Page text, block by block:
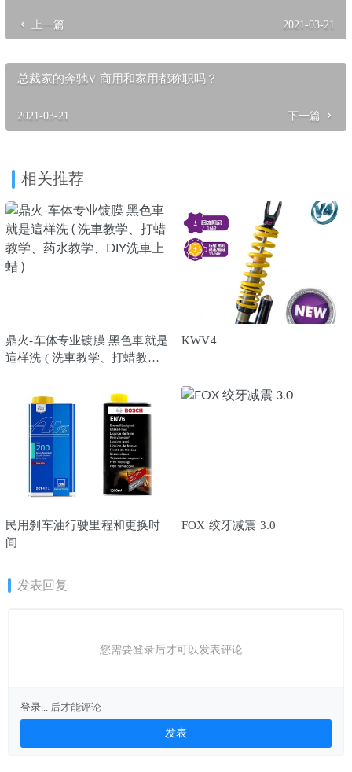
上一篇 2021-03-21
总裁家的奔驰V 商用和家用都称职吗？
2021-03-21 下一篇
相关推荐
鼎火-车体专业镀膜 黑色車就是
這样洗 ( 洗車教学、打蜡教
KWV4
民用刹车油行驶里程和更换时
间
FOX 绞牙减震 3.0
发表回复
您需要登录后才可以发表评论...
登录... 后才能评论